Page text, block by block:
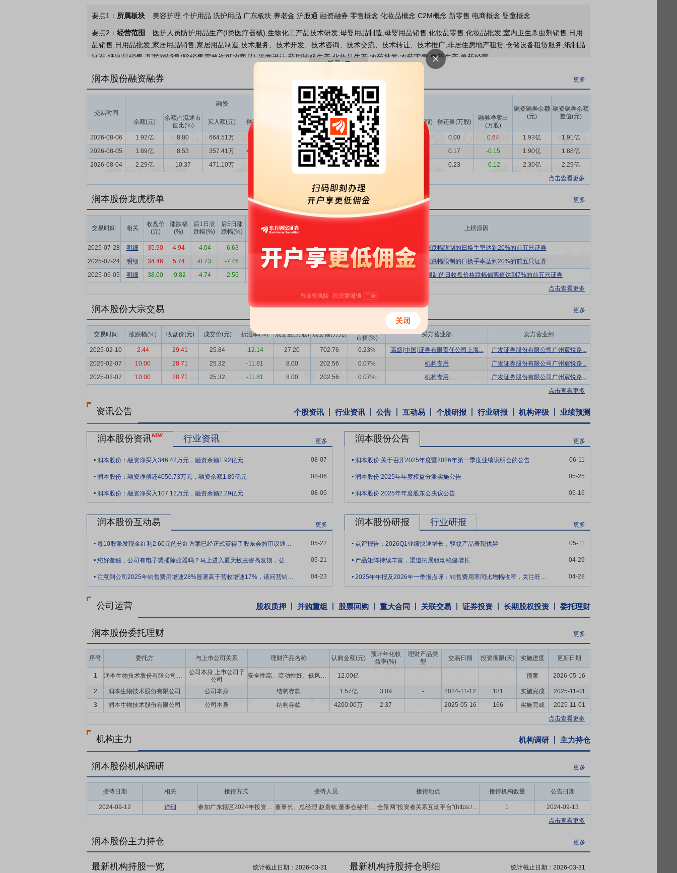
2026年04月28日发布 《2025年年报及2026年一季报点评：销售费用率同比增幅收窄，关注旺季及新品催化》
股东户数 更多
2026年04月23日公布截止2025年12月31日股东户数23624户，比上期减少2549户
公司投资 更多
要点1： 所属板块 美容护理 个护用品 洗护用品 广东板块 养老金 沪股通 融资融券 零售概念 化妆品概念 C2M概念 新零售 电商概念 婴童概念
要点2： 经营范围
医护人员防护用品生产(I类医疗器械);生物化工产品技术研发;母婴用品制造;母婴用品销售;化妆品零售;化妆品批发;室内卫生杀虫剂销售;日用
品销售;日用品批发;家居用品销售;家居用品制造;技术服务、技术开发、技术咨询、技术交流、技术转让、技术推广;非居住房地产租赁;仓储设备租赁服务;纸制品
制造;纸制品销售;互联网销售(除销售需要许可的商品);平面设计;药用辅料生产;化妆品生产;农药批发;农药零售;兽药生产;兽药经营。
要点3：婴童护理产品、驱蚊产品、精油产品
大核心产品系列。公司秉承“为消费者美好健康生活创造价值”的企业使命，深耕家居个人生活领域，坚持“大品牌、小品类”的研产销一体化战略，以新一代驱蚊
产品切入消费者生活，不断发现消费者未被满足的需求与痛点，丰富品类。
要点4：化学原料和化学制品制造业
按照《国民经济行业分类》，公司所属行业为化学原料和化学制品制造业(分类代码:C26)。其中，婴童护理系列产品及业
务属于“日用化学产品制造（C268）”中的“化妆品制造（C2682）”，驱蚊系列产品及业务属于“农药制造（C263）”中的“化学农药制造（C2631）”，精油系列产
品及业务属于“日用化学产品制造（C268）”中的“其他日用化学产品制造（C2689）”。
要点5：深耕行业十余年，成功塑造兼具品质、功能与设计的国货品牌形象
“润本”品牌诞生于2006年，公司秉承“为消费者美好健康生活创造价值”的企业使
命，以用户为中心的品牌基石，深化品牌的文化内涵和价值主张，不断丰富产品品类，获取细分领域的差异化竞争优势。产品覆盖居家生活、出游踏青、四季护
要点6：以线上销售为驱动，积极打造全渠道销售网络
公司建立了以线上销售为驱动的全渠道销售网络，多维度触达终端消费者。公司通过与消费者深度互
动，分析消费者的购买习惯和新品使用反馈，精准制定以消费者喜好为导向的产品开发和营销策略，持续强化公司产品的创新能力。
要点7： 坚持以产品质量为企业发展之根基，对生产等经营环节严格把关
公司始终坚持以产品质量为自身发展之根基，严格按照国家相关质量标准和要求，建
品良好操作规范指南》（2020）”的要求。
要点8：构建具有自主特色的数字化供应链管理系统，实现高维度供应链管理
公司在数字化供应链管理基础上，贯彻“利益共享、价值共生”的管理理念，始终
坚持建设具有自主特色的供应链管理系统，在产品的全生命周期上进行高维度的供应链管理。
要点9：以消费者为导向强化研发能力，持续赋能产品创新与可持续发展
公司始终将研发创新能力置于公司的核心战略地位，贯彻研产销一体化的发展理念，
不断加强产业链研发资源的整合，持续提升公司的研发技术水平。公司目前已建立一支具备多元专业背景的研发团队，成员背景覆盖了生物工程、精细化工、药
理学等专业学科。公司通过全方位整合行业研究资源，从原材料供应商的技术团队到专业学术机构，再到高校的理论研究团队以及第三方实验室，形成理论与实
践有机结合的高效研发体系。
要点10：核心管理团队行业经验丰富，推动企业持续创新发展
公司拥有一支具有专业性、执行力和凝聚力的核心管理团队，管理团队不仅对行业发展水平和
发展趋势有着深刻的理解，能够较为准确地把握行业宏观走势和上下游市场发展方向，而且对消费者需求和偏好有独到的认知，引领公司不断实现产品和模式的
创新。公司建立了完善的薪酬、福利体系以及科学的绩效考核机制，使员工能够分享公司发展的红利，充分调动了员工的积极性，保障了核心团队的稳定性，同
时加强了公司对行业内优秀人才的吸引力。
他人管理本人直接或间接持有的公司首次公开发行股票前已发行的股份,也不由公司回购该部分股份。因公司进行权益分派由该部分股份派生的股份,亦遵守本条
低于发行价,或者上市后六个月期末(如该日不是交易日,则为该日后第一个交易日)收盘价低于发行价,本人直接或间接持有公司股票的锁定期限自动延长六个月。
督管理委员会、上海证券交易所的有关规定作相应调整。
要点12： 黄埔工厂研发及产业化等项目
2022年3月31日,公司2022年第二次临时股东大会审议通过了关于募集资金用途的决议,公司计划将本次发行拟募集资
金投资于以下项目:黄埔工厂研发及产业化项目、渠道建设与品牌推广项目、信息系统升级建设项目、补充流动资金。本次募集资金投资项目系公司基于行业发
现有的核心技术为基础,是对公司现有业务的扩产与延伸,符合国家产业政策和公司发展战略,与公司现有生产经营规模、财务状况、技术水平和管理能力相适应。
润本股份融资融券 更多
交易时间
融资
融资融券余额
(元)
融资融券余额
差值(元)
余额(元)
余额占流通市
值比(%)
买入额(元) 偿还额(元) 净买入(元) 余额(元) 余量(万股) 卖出量(万股) 偿还量(万股)
融券净卖出
(万股)
2026-08-06
1.92亿 8.80 664.51万 318.09万 346.42万 86.09万 4.07 0.00 0.64 1.93亿
1.91亿
2026-08-05
1.89亿 8.53 357.41万 4408.14万 -4050.73万 73.53万 3.43 0.17 -0.15 1.90亿
1.88亿
2026-08-04
2.29亿 10.37 471.10万 107.12万 76.71万 3.58 0.23 -0.12 2.30亿
2.29亿
点击查看更多
润本股份龙虎榜单 更多
交易时间 相关
收盘价
(元)
涨跌幅
(%)
后1日涨
跌幅(%)
后5日涨
跌幅(%)
后10日涨
跌幅(%)
上榜营业
部买入合
计(万)
上榜营业
上榜营业
上榜原因
2025-07-28 明细 35.90 4.94 -4.04 -6.63 -12.09 5887.52 3909.76 1977.76
有价格涨跌幅限制的日换手率达到20%的前五只证券
2025-07-24
明细 34.46 5.74 -0.73 -7.46 -7.02 8767.64 9882.51 -1114.86
有价格涨跌幅限制的日换手率达到20%的前五只证券
2025-06-05
明细 38.00 -9.82 -4.74 -2.55
有价格涨跌幅限制的日收盘价格跌幅偏离值达到7%的前五只证券
点击查看更多
润本股份大宗交易 更多
交易时间 涨跌幅(%) 收盘价(元) 成交价(元) 折溢率(%) 成交量(万股) 成交额(万元)
市值(%)
买方营业部 卖方营业部
2025-02-10 2.44 29.41 25.84 -12.14 27.20 702.76 0.23% 高盛(中国)证券有限责任公司上海...
广发证券股份有限公司广州宸悦路...
2025-02-07
10.00 28.71 25.32 -11.81 8.00 202.56 0.07% 机构专用
广发证券股份有限公司广州宸悦路...
2025-02-07
10.00 28.71 25.32 -11.81 8.00 202.56 0.07% 机构专用
广发证券股份有限公司广州宸悦路...
点击查看更多
资讯公告 个股资讯 行业资讯 公告 互动易 个股研报 行业研报 机构评级 业绩预测
润本股份资讯 行业资讯 更多
. 润本股份：融资净买入346.42万元，融资余额1.92亿元 08-07
. 润本股份：融资净偿还4050.73万元，融资余额1.89亿元 08-06
. 润本股份：融资净买入107.12万元，融资余额2.29亿元 08-05
润本股份公告 更多
. 润本股份:关于召开2025年度暨2026年第一季度业绩说明会的公告 06-11
. 润本股份:2025年年度权益分派实施公告 05-25
. 润本股份:2025年年度股东会决议公告 05-16
润本股份互动易 更多
. 每10股派发现金红利2.60元的分红方案已经正式获得了股东会的审议通过。 请问， 05-22
. 您好董秘，公司有电子诱捕除蚊器吗？马上进入夏天蚊虫害高发期，公司有出新款的对应产 05-21
. 注意到公司2025年销售费用增速28%显著高于营收增速17%，请问营销效率是否承 04-23
润本股份研报 行业研报 更多
. 点评报告：2026Q1业绩快速增长，驱蚊产品表现优异 05-11
. 产品矩阵持续丰富，渠道拓展驱动稳健增长 04-29
. 2025年年报及2026年一季报点评：销售费用率同比增幅收窄，关注旺季及新品催化 04-28
公司运营 股权质押 并购重组 股票回购 重大合同 关联交易 证券投资 长期股权投资 委托理财
润本股份委托理财 更多
序号 委托方 与上市公司关系 理财产品名称 认购金额(元)
预计年化收
益率(%)
理财产品类
型
交易日期 投资期限(天) 实施进度 更新日期
1 润本生物技术股份有限公司及子公司
公司本身,上市公司子
公司
安全性高、流动性好、低风险的理财产品 12.00亿 - - - - 预案 2026-05-16
2 润本生物技术股份有限公司 公司本身 结构存款 1.57亿 3.09 - 2024-11-12 181 实施完成
2025-11-01
3
润本生物技术股份有限公司 公司本身 结构存款 4200.00万 2.37 - 2025-05-16 166 实施完成
2025-11-01
点击查看更多
机构主力 机构调研 主力持仓
润本股份机构调研 更多
接待日期 相关 接待方式 接待人员 接待地点 接待机构数量 公告日期
2024-09-12 详细 参加广东辖区2024年投资者网上集体接待日活动 董事长、总经理 赵贵钦,董事会秘书、财务总监 吴伟斌,证券事务代表 许慧颖 全景网"投资者关系互动平台"(https://ir.p5w.net) 1
2024-09-13
点击查看更多
润本股份主力持仓 更多
最新机构持股一览 统计截止日期： 2026-03-31 最新机构持股持仓明细 统计截止日期： 2026-03-31